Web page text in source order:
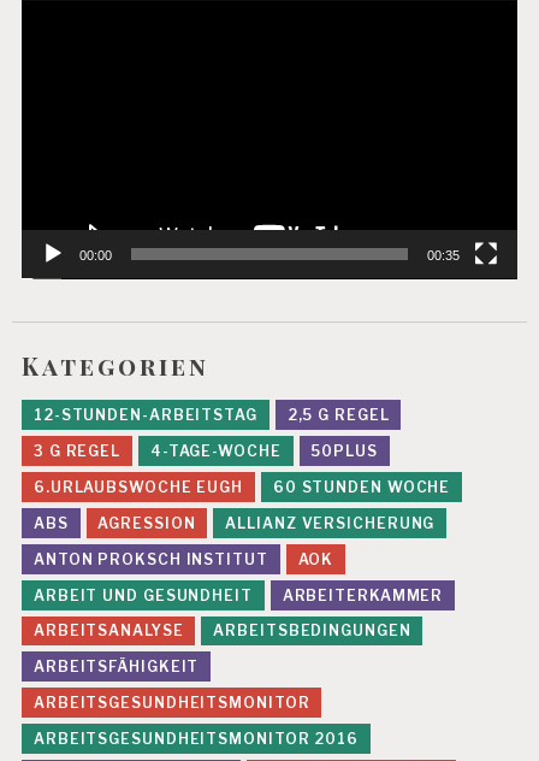
00:00 00:35
Kategorien
12-STUNDEN-ARBEITSTAG
2,5 G REGEL
3 G REGEL
4-TAGE-WOCHE
50PLUS
6.URLAUBSWOCHE EUGH
60 STUNDEN WOCHE
ABS
AGRESSION
ALLIANZ VERSICHERUNG
ANTON PROKSCH INSTITUT
AOK
ARBEIT UND GESUNDHEIT
ARBEITERKAMMER
ARBEITSANALYSE
ARBEITSBEDINGUNGEN
ARBEITSFÄHIGKEIT
ARBEITSGESUNDHEITSMONITOR
ARBEITSGESUNDHEITSMONITOR 2016